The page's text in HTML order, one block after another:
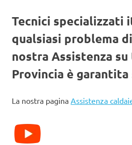
Tecnici specializzati
qualsiasi problema
nostra Assistenza
Provincia è garantita
La nostra pagina Assistenza